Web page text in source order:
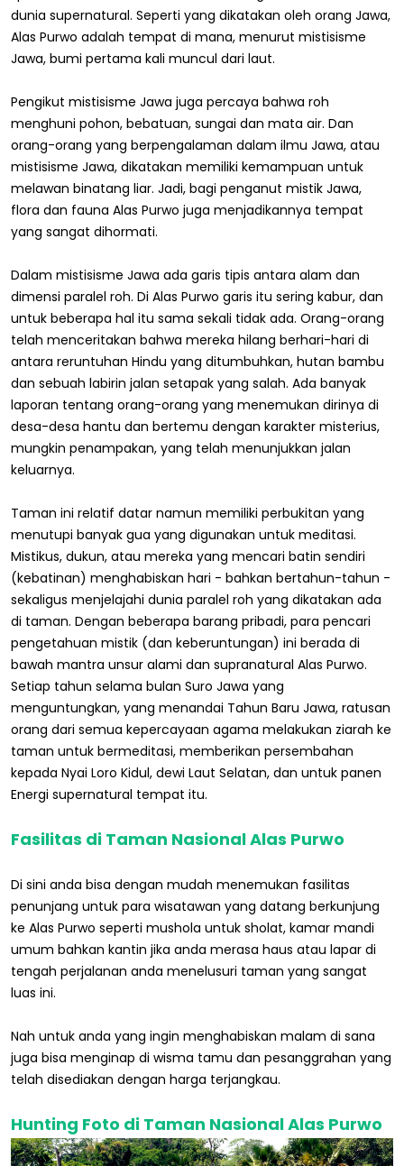
dunia supernatural. Seperti yang dikatakan oleh orang Jawa,
Alas Purwo adalah tempat di mana, menurut mistisisme
Jawa, bumi pertama kali muncul dari laut.
Pengikut mistisisme Jawa juga percaya bahwa roh
menghuni pohon, bebatuan, sungai dan mata air. Dan
orang-orang yang berpengalaman dalam ilmu Jawa, atau
mistisisme Jawa, dikatakan memiliki kemampuan untuk
melawan binatang liar. Jadi, bagi penganut mistik Jawa,
flora dan fauna Alas Purwo juga menjadikannya tempat
yang sangat dihormati.
Dalam mistisisme Jawa ada garis tipis antara alam dan
dimensi paralel roh. Di Alas Purwo garis itu sering kabur, dan
untuk beberapa hal itu sama sekali tidak ada. Orang-orang
telah menceritakan bahwa mereka hilang berhari-hari di
antara reruntuhan Hindu yang ditumbuhkan, hutan bambu
dan sebuah labirin jalan setapak yang salah. Ada banyak
laporan tentang orang-orang yang menemukan dirinya di
desa-desa hantu dan bertemu dengan karakter misterius,
mungkin penampakan, yang telah menunjukkan jalan
keluarnya.
Taman ini relatif datar namun memiliki perbukitan yang
menutupi banyak gua yang digunakan untuk meditasi.
Mistikus, dukun, atau mereka yang mencari batin sendiri
(kebatinan) menghabiskan hari - bahkan bertahun-tahun -
sekaligus menjelajahi dunia paralel roh yang dikatakan ada
di taman. Dengan beberapa barang pribadi, para pencari
pengetahuan mistik (dan keberuntungan) ini berada di
bawah mantra unsur alami dan supranatural Alas Purwo.
Setiap tahun selama bulan Suro Jawa yang
menguntungkan, yang menandai Tahun Baru Jawa, ratusan
orang dari semua kepercayaan agama melakukan ziarah ke
taman untuk bermeditasi, memberikan persembahan
kepada Nyai Loro Kidul, dewi Laut Selatan, dan untuk panen
Energi supernatural tempat itu.
Fasilitas di Taman Nasional Alas Purwo
Di sini anda bisa dengan mudah menemukan fasilitas
penunjang untuk para wisatawan yang datang berkunjung
ke Alas Purwo seperti mushola untuk sholat, kamar mandi
umum bahkan kantin jika anda merasa haus atau lapar di
tengah perjalanan anda menelusuri taman yang sangat
luas ini.
Nah untuk anda yang ingin menghabiskan malam di sana
juga bisa menginap di wisma tamu dan pesanggrahan yang
telah disediakan dengan harga terjangkau.
Hunting Foto di Taman Nasional Alas Purwo